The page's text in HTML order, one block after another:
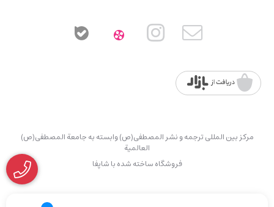
مرکز بین المللی ترجمه و نشر المصطفی(ص) وابسته به جامعة المصطفی(ص)
العالمیة
فروشگاه ساخته شده با شاپفا